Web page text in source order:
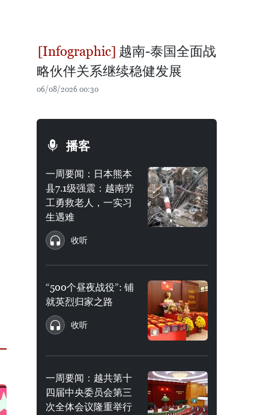
越南-泰国全面战
略伙伴关系继续稳健发展
06/08/2026 00:30
播客
一周要闻：日本熊本
县7.1级强震：越南劳
工勇救老人，一实习
生遇难
收听
“500个昼夜战役”: 铺
就英烈归家之路
收听
一周要闻：越共第十
四届中央委员会第三
次全体会议隆重举行